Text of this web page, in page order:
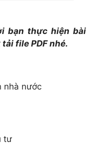
bạn thực hiện bài
file PDF nhé.
nhà nước
tư